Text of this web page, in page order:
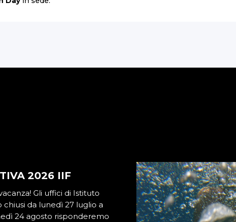
2026 IIF
Gli uffici di Istituto
da lunedì 27 luglio a
24 agosto risponderemo